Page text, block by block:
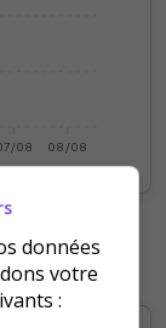
08 08/08
données
votre
: